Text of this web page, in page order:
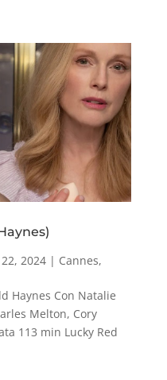
2024| Cannes,
Haynes Con Natalie
Melton, Cory
113 min Lucky Red